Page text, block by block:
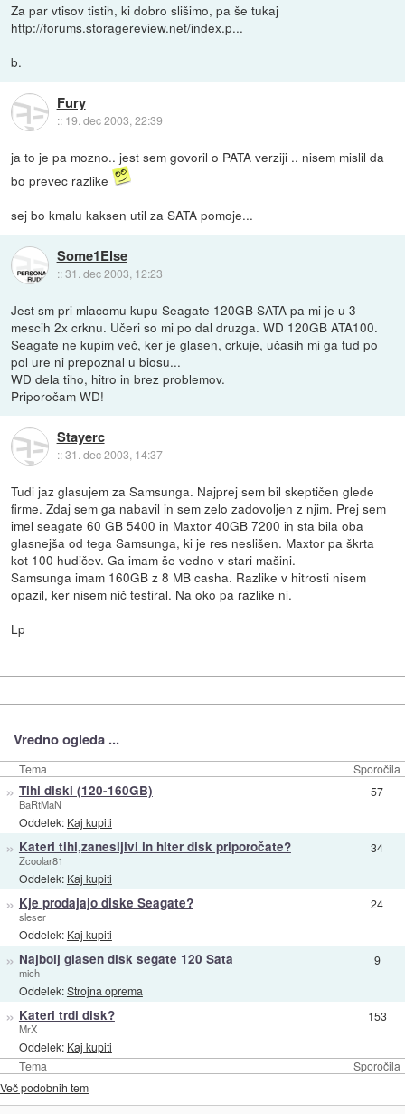
Za par vtisov tistih, ki dobro slišimo, pa še tukaj
http://forums.storagereview.net/index.p...
b.
Fury
:: 19. dec 2003, 22:39
ja to je pa mozno.. jest sem govoril o PATA verziji .. nisem mislil da
bo prevec razlike
sej bo kmalu kaksen util za SATA pomoje...
Some1Else
::31. dec 2003, 12:23
Jest sm pri mlacomu kupu Seagate 120GB SATA pa mi je u 3
mescih 2x crknu. Učeri so mi po dal druzga. WD 120GB ATA100.
Seagate ne kupim več, ker je glasen, crkuje, učasih mi ga tud po
pol ure ni prepoznal u biosu...
WD dela tiho, hitro in brez problemov.
Priporočam WD!
Stayerc
::31. dec 2003, 14:37
Tudi jaz glasujem za Samsunga. Najprej sem bil skeptičen glede
firme. Zdaj sem ga nabavil in sem zelo zadovoljen z njim. Prej sem
imel seagate 60 GB 5400 in Maxtor 40GB 7200 in sta bila oba
glasnejša od tega Samsunga, ki je res neslišen. Maxtor pa škrta
kot 100 hudičev. Ga imam še vedno v stari mašini.
Samsunga imam 160GB z 8 MB casha. Razlike v hitrosti nisem
opazil, ker nisem nič testiral. Na oko pa razlike ni.
Lp
Vredno ogleda ...
Tema Sporočila
Tema Sporočila
» Tihi diski (120-160GB)
BaRtMaN
Oddelek: Kaj kupiti
57
» Kateri tihi,zanesljivi in hiter disk priporočate?
Zcoolar81
Oddelek: Kaj kupiti
34
» Kje prodajajo diske Seagate?
sleser
Oddelek: Kaj kupiti
24
» Najbolj glasen disk segate 120 Sata
mich
Oddelek:Strojna oprema
9
» Kateri trdi disk?
MrX
Oddelek: Kaj kupiti
153
Več podobnih tem